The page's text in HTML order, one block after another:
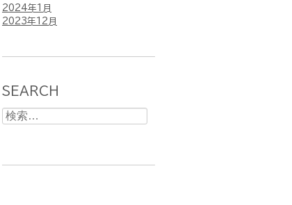
2024年1月
2023年12月
SEARCH
検
索: